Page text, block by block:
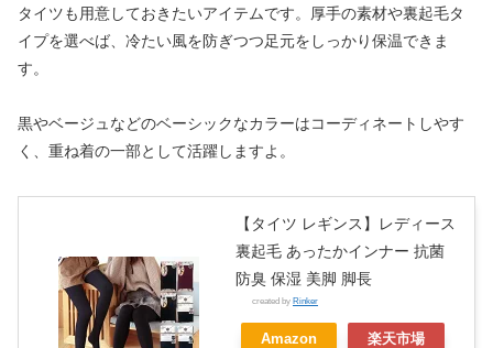
タイツも用意しておきたいアイテムです。厚手の素材や裏起毛タ
イプを選べば、冷たい風を防ぎつつ足元をしっかり保温できま
す。
黒やベージュなどのベーシックなカラーはコーディネートしやす
く、重ね着の一部として活躍しますよ。
【タイツ レギンス】レディース
裏起毛 あったかインナー 抗菌
防臭 保湿 美脚 脚長
created by Rinker
Amazon 楽天市場